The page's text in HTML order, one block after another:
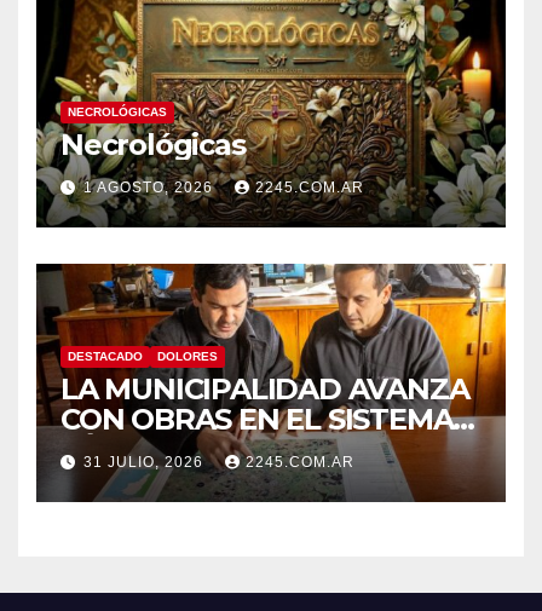
NECROLÓGICAS
Necrológicas
1 AGOSTO, 2026 2245.COM.AR
DESTACADO DOLORES
LA MUNICIPALIDAD AVANZA
CON OBRAS EN EL SISTEMA
HÍDRICO DE DOLORES
31 JULIO, 2026 2245.COM.AR